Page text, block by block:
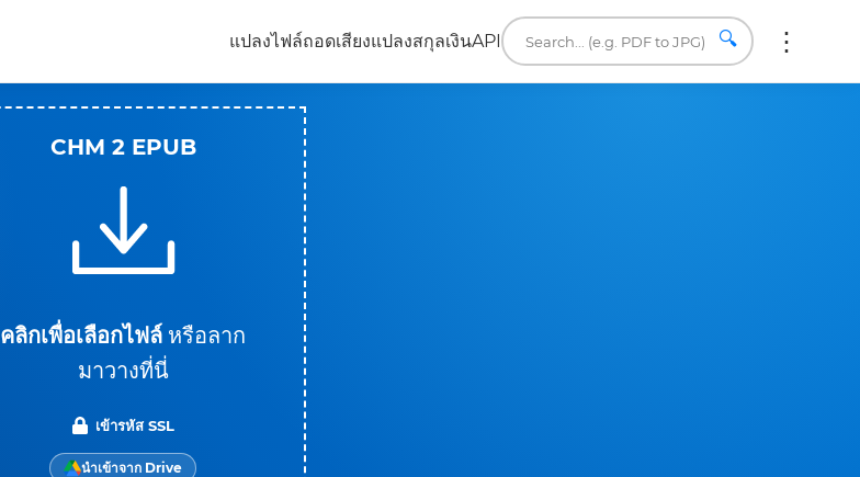
แปลงไฟล์ถอดเสียงแปลงสกุลเงินAPI 🔍
CHM 2 EPUB
คลิกเพื่อเลือกไฟล์ หรือลาก
มาวางที่นี่
เข้ารหัส SSL
นำเข้าจาก Drive